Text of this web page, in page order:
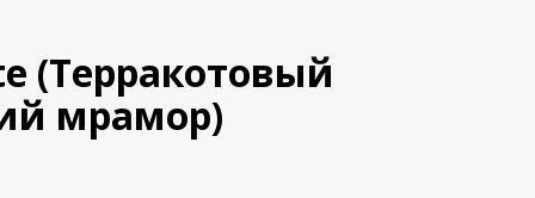
(Терракотовый
мрамор)